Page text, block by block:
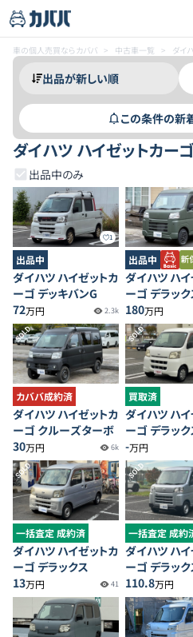
車の個人売買ならカババ > 中古車一覧 > ダイ
この条件の新
ダイハツ ハイゼットカー
出品中のみ
1
出品中
ダイハツ ハイゼットカ
ーゴ デッキバンG
72万円 2.3k
出品中
ダイハツ ハ
ーゴ デラック
180万円
SOLD
カババ成約済
ダイハツ ハイゼットカ
ーゴ クルーズターボ
30万円 6k
SOLD
買取済
ダイハツ ハ
ーゴ デラック
-万円
SOLD
一括査定 成約済
ダイハツ ハイゼットカ
ーゴ デラックス
13万円 41
SOLD
一括査定 成約
ダイハツ ハ
ーゴ デラック
110.8万円